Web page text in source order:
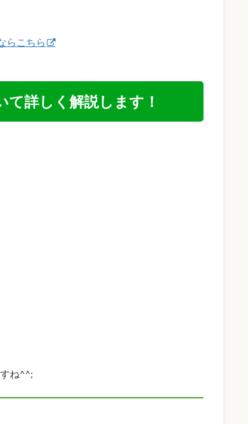
らこちら
詳しく解説します！
ね^^;